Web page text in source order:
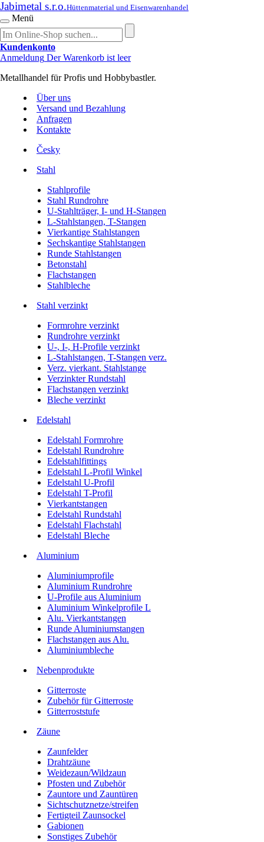
Jabimetal s.r.o.Hüttenmaterial und Eisenwarenhandel
Menü
Kundenkonto
Anmeldung Der Warenkorb ist leer
Metallhandel für Profis und Hobbybastler.
Über uns
Versand und Bezahlung
Anfragen
Kontakte
Česky
Stahl
Stahlprofile
Stahl Rundrohre
U-Stahlträger, I- und H-Stangen
L-Stahlstangen, T-Stangen
Vierkantige Stahlstangen
Sechskantige Stahlstangen
Runde Stahlstangen
Betonstahl
Flachstangen
Stahlbleche
Stahl verzinkt
Formrohre verzinkt
Rundrohre verzinkt
U-, I-, H-Profile verzinkt
L-Stahlstangen, T-Stangen verz.
Verz. vierkant. Stahlstange
Verzinkter Rundstahl
Flachstangen verzinkt
Bleche verzinkt
Edelstahl
Edelstahl Formrohre
Edelstahl Rundrohre
Edelstahlfittings
Edelstahl L-Profil Winkel
Edelstahl U-Profil
Edelstahl T-Profil
Vierkantstangen
Edelstahl Rundstahl
Edelstahl Flachstahl
Edelstahl Bleche
Aluminium
Aluminiumprofile
Aluminium Rundrohre
U-Profile aus Aluminium
Aluminium Winkelprofile L
Alu. Vierkantstangen
Runde Aluminiumstangen
Flachstangen aus Alu.
Aluminiumbleche
Nebenprodukte
Gitterroste
Zubehör für Gitterroste
Gitterroststufe
Zäune
Zaunfelder
Drahtzäune
Weidezaun/Wildzaun
Pfosten und Zubehör
Zauntore und Zauntüren
Sichtschutznetze/streifen
Fertigteil Zaunsockel
Gabionen
Sonstiges Zubehör